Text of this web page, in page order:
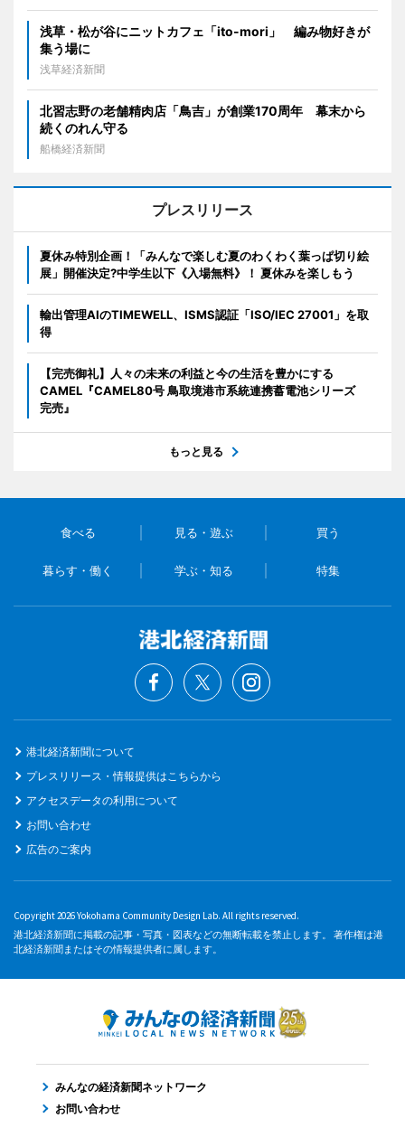
浅草・松が谷にニットカフェ「ito-mori」 編み物好きが
集う場に
浅草経済新聞
北習志野の老舗精肉店「鳥吉」が創業170周年 幕末から
続くのれん守る
船橋経済新聞
プレスリリース
夏休み特別企画！「みんなで楽しむ夏のわくわく葉っぱ切り絵
展」開催決定?中学生以下《入場無料》！ 夏休みを楽しもう
輸出管理AIのTIMEWELL、ISMS認証「ISO/IEC 27001」を取
得
【完売御礼】人々の未来の利益と今の生活を豊かにする
CAMEL『CAMEL80号 鳥取境港市系統連携蓄電池シリーズ
完売』
もっと見る
食べる 見る・遊ぶ 買う
暮らす・働く 学ぶ・知る 特集
港北経済新聞について
プレスリリース・情報提供はこちらから
アクセスデータの利用について
お問い合わせ
広告のご案内
Copyright 2026 Yokohama Community Design Lab. All rights reserved.
港北経済新聞に掲載の記事・写真・図表などの無断転載を禁止します。 著作権は港
北経済新聞またはその情報提供者に属します。
みんなの経済新聞ネットワーク
お問い合わせ